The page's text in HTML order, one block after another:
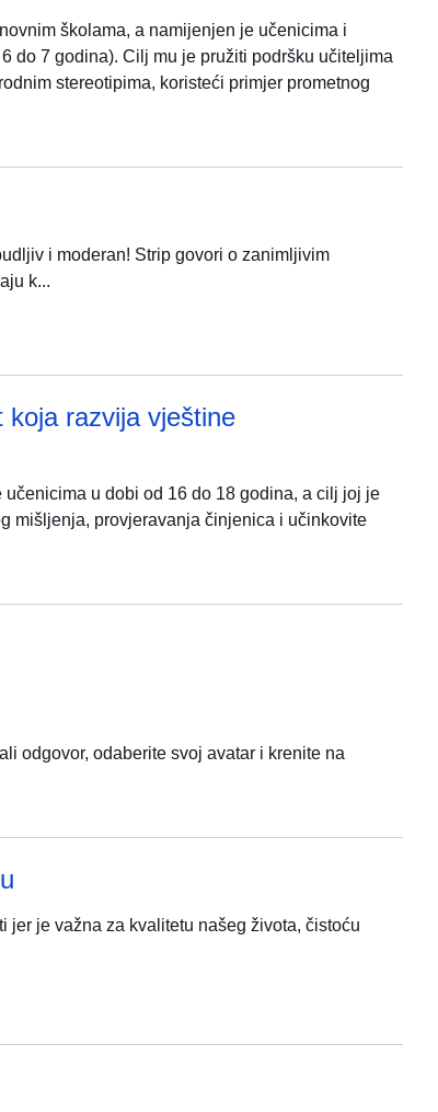
školama, a namijenjen je učenicima i
do 7 godina). Cilj mu je pružiti podršku učiteljima
stereotipima, koristeći primjer prometnog
i moderan! Strip govori o zanimljivim
k...
koja razvija vještine
u dobi od 16 do 18 godina, a cilj joj je
mišljenja, provjeravanja činjenica i učinkovite
odgovor, odaberite svoj avatar i krenite na
je važna za kvalitetu našeg života, čistoću